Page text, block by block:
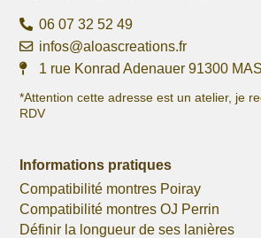
06 07 32 52 49
infos@aloascreations.fr
1 rue Konrad Adenauer 91300
*Attention cette adresse est un atelier, je
RDV
Informations pratiques
Compatibilité montres Poiray
Compatibilité montres OJ Perrin
Définir la longueur de ses lanières